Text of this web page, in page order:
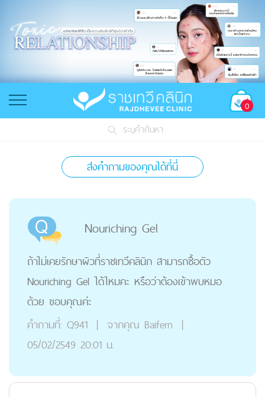
0
ระบุคำค้นหา
ส่งคำถามของคุณได้ที่นี่
Nouriching Gel
ถ้าไม่เคยรักษาผิวที่ราชเทวีคลินิก สามารถซื้อตัว
Nouriching Gel ได้ไหมคะ หรือว่าต้องเข้าพบหมอ
ด้วย ขอบคุณค่ะ
คำถามที่: Q941 | จากคุณ Baifern |
05/02/2549 20:01 น.